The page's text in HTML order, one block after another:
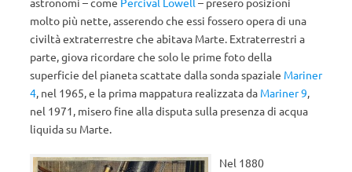
molto più nette, asserendo che essi fossero opera di una
civiltà extraterrestre che abitava Marte. Extraterrestri a
parte, giova ricordare che solo le prime foto della
superficie del pianeta scattate dalla sonda spaziale Mariner
4, nel 1965, e la prima mappatura realizzata da Mariner 9,
nel 1971, misero fine alla disputa sulla presenza di acqua
liquida su Marte.
Nel 1880